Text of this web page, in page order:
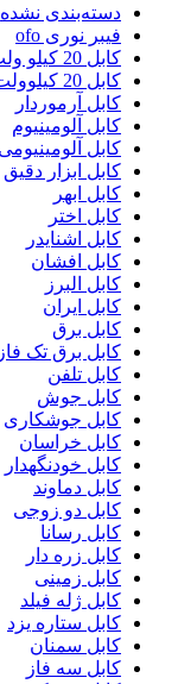
دسته‌بندی نشده
فیبر نوری ofo
کابل 20 کیلو ولت
کابل 20 کیلوولت
کابل آرموردار
کابل آلومینیوم
کابل آلومینیومی
کابل ابزار دقیق
کابل ابهر
کابل اختر
کابل اشنایدر
کابل افشان
کابل البرز
کابل ایران
کابل برق
کابل برق تک فاز
کابل تلفن
کابل جوش
کابل جوشکاری
کابل خراسان
کابل خودنگهدار
کابل دماوند
کابل دو زوجی
کابل رسانا
کابل زره دار
کابل زمینی
کابل ژله فیلد
کابل ستاره یزد
کابل سمنان
کابل سه فاز